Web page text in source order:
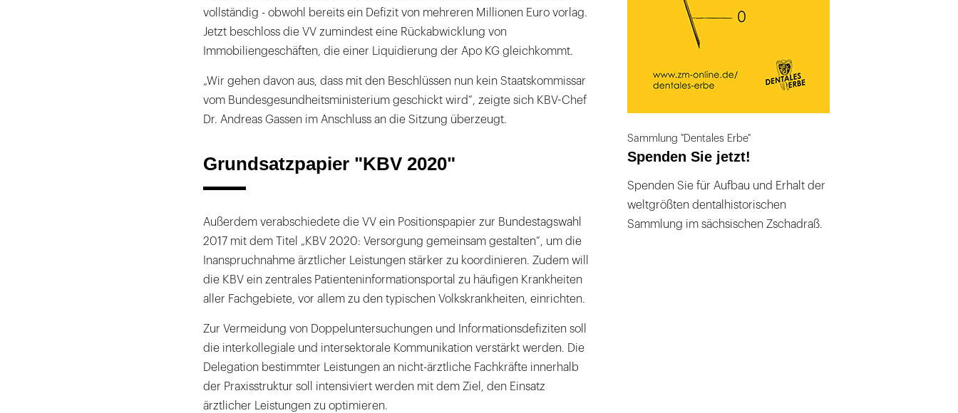
vollständig - obwohl bereits ein Defizit von mehreren Millionen Euro vorlag.
Jetzt beschloss die VV zumindest eine Rückabwicklung von
Immobiliengeschäften, die einer Liquidierung der Apo KG gleichkommt.
„Wir gehen davon aus, dass mit den Beschlüssen nun kein Staatskommissar
vom Bundesgesundheitsministerium geschickt wird“, zeigte sich KBV-Chef
Dr. Andreas Gassen im Anschluss an die Sitzung überzeugt.
Grundsatzpapier "KBV 2020"
Außerdem verabschiedete die VV ein Positionspapier zur Bundestagswahl
2017 mit dem Titel „KBV 2020: Versorgung gemeinsam gestalten“, um die
Inanspruchnahme ärztlicher Leistungen stärker zu koordinieren. Zudem will
die KBV ein zentrales Patienteninformationsportal zu häufigen Krankheiten
aller Fachgebiete, vor allem zu den typischen Volkskrankheiten, einrichten.
Zur Vermeidung von Doppeluntersuchungen und Informationsdefiziten soll
die interkollegiale und intersektorale Kommunikation verstärkt werden. Die
Delegation bestimmter Leistungen an nicht-ärztliche Fachkräfte innerhalb
der Praxisstruktur soll intensiviert werden mit dem Ziel, den Einsatz
ärztlicher Leistungen zu optimieren.
Sammlung "Dentales Erbe"
Spenden Sie jetzt!
Spenden Sie für Aufbau und Erhalt der
weltgrößten dentalhistorischen
Sammlung im sächsischen Zschadraß.